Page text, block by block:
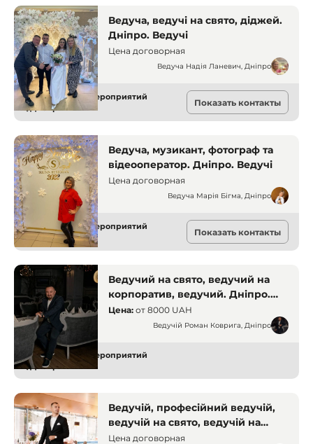
Ведуча, ведучі на свято, діджей.
Дніпро. Ведучі
Цена договорная
Ведуча Надія Ланевич, Дніпро
Ведущие для мероприятий
Днепр
Показать контакты
Ведуча, музикант, фотограф та
відеооператор. Дніпро. Ведучі
Цена договорная
Ведуча Марія Бігма, Дніпро
Ведущие для мероприятий
Днепр
Показать контакты
Ведучий на свято, ведучий на
корпоратив, ведучий. Дніпро.
Ведучі
Цена: от 8000 UAH
Ведучій Роман Коврига, Дніпро
Ведущие для мероприятий
Днепр
Ведучій, професійний ведучій,
ведучій на свято, ведучій на
корпоратив. Дніпро. Ведучі
Цена договорная